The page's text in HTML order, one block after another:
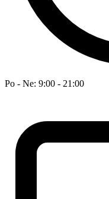
Po - Ne: 9:00 - 21:00